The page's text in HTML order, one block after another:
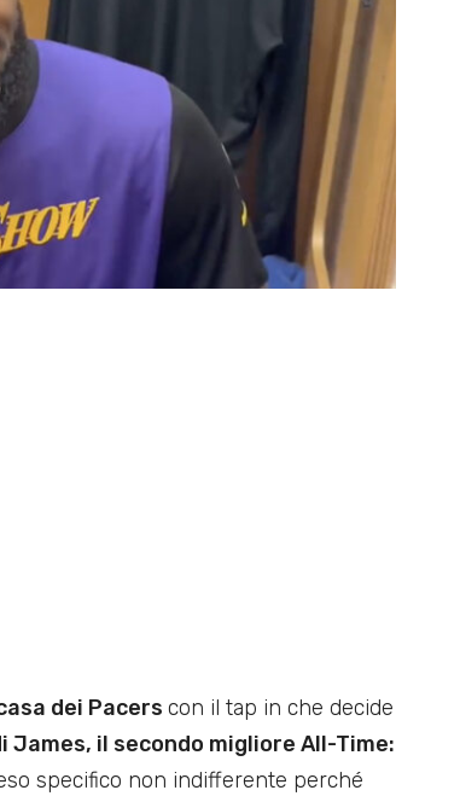
dei Pacers con il tap in che decide
il secondo migliore All-Time:
specifico non indifferente perché